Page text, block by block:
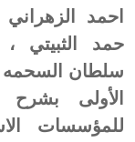
احمد الزهراني
حمد الثبيتي
الأولى بشرح
للمؤسسات